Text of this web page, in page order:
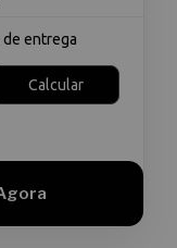
entrega
Calcular